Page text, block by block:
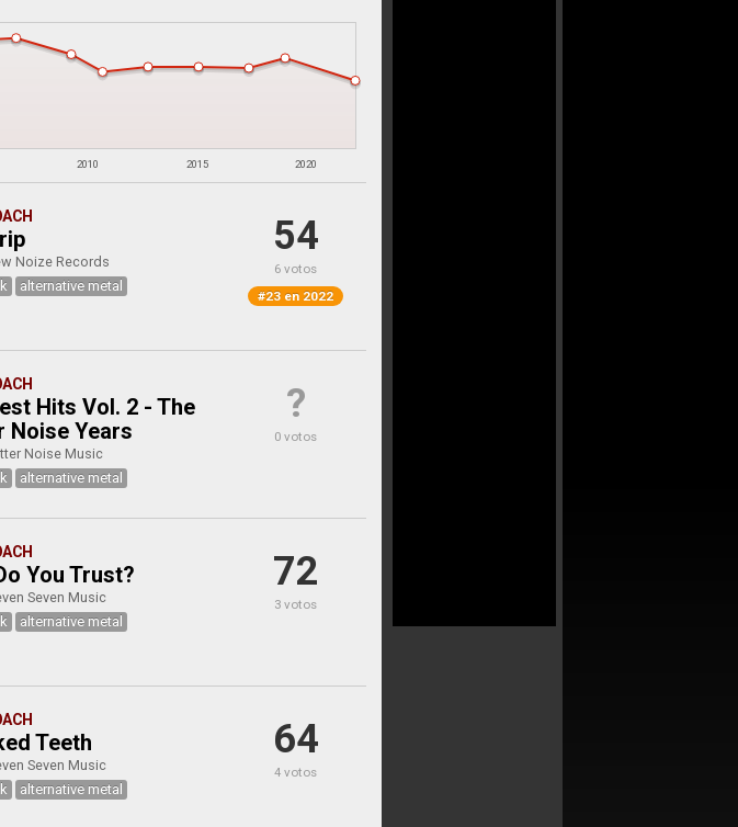
2010 2015 2020
Noize Records
alternative metal
54
6 votos
#23 en 2022
Hits Vol. 2 - The
Noise Years
Noise Music
alternative metal
?
0 votos
You Trust?
Seven Music
alternative metal
72
3 votos
Teeth
Seven Music
alternative metal
64
4 votos